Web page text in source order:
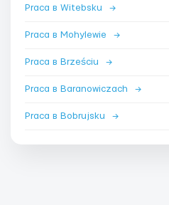
Praca в Witebsku →
Praca в Mohylewie →
Praca в Brześciu →
Praca в Baranowiczach →
Praca в Bobrujsku →